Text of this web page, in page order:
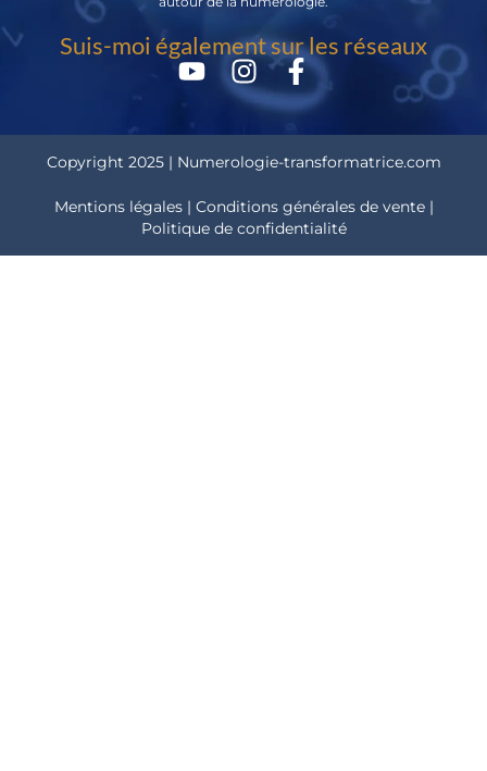
Suis-moi également sur les réseaux
Copyright 2025 | Numerologie-transformatrice.com
Mentions légales | Conditions générales de vente |
Politique de confidentialité